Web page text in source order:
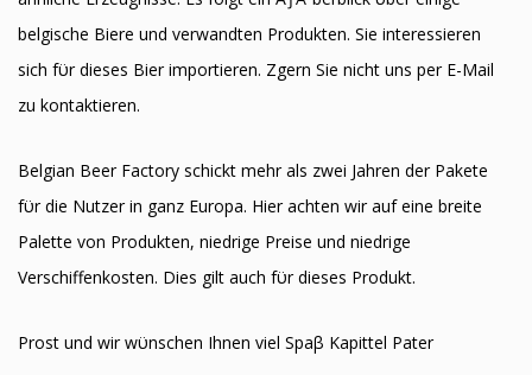
belgische Biere und verwandten Produkten. Sie interessieren
sich fϋr dieses Bier importieren. Zӧgern Sie nicht uns per E-Mail
zu kontaktieren.
Belgian Beer Factory schickt mehr als zwei Jahren der Pakete
fϋr die Nutzer in ganz Europa. Hier achten wir auf eine breite
Palette von Produkten, niedrige Preise und niedrige
Verschiffenkosten. Dies gilt auch fϋr dieses Produkt.
Prost und wir wϋnschen Ihnen viel Spaβ Kapittel Pater